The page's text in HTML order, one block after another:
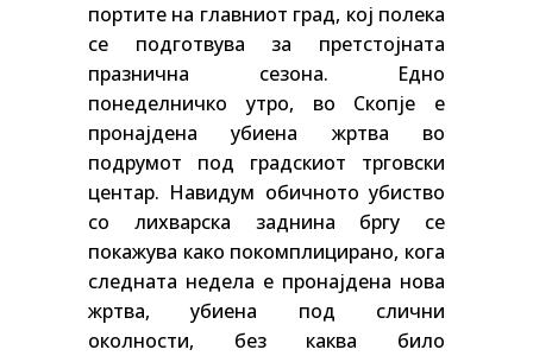
портите на главниот град, кој полека
се подготвува за претстојната
празнична сезона. Едно
понеделничко утро, во Скопје е
пронајдена убиена жртва во
подрумот под градскиот трговски
центар. Навидум обичното убиство
со лихварска заднина бргу се
покажува како покомплицирано, кога
следната недела е пронајдена нова
жртва, убиена под слични
околности, без каква било